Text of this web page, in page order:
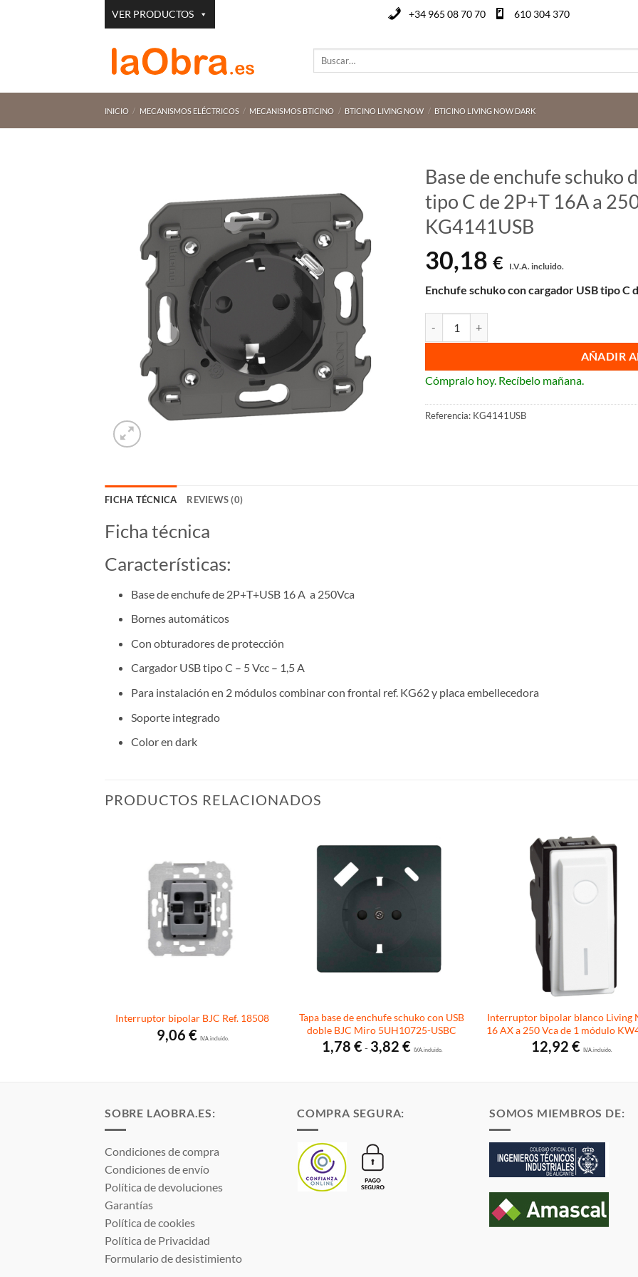
VER PRODUCTOS +34 965 08 70 70 610 304 370
Buscar
INICIO / MECANISMOS ELÉCTRICOS / MECANISMOS BTICINO / BTICINO LIVING NOW / BTICINO LIVING NOW DARK
Base de enchufe schuko
tipo C de 2P+T 16A a
KG4141USB
30,18 € I.V.A. incluido.
Enchufe schuko con cargador USB tipo C
AÑADIR
Cómpralo hoy. Recíbelo mañana.
Referencia: KG4141USB
FICHA TÉCNICA REVIEWS (0)
Ficha técnica
Características:
Base de enchufe de 2P+T+USB 16 A a 250Vca
Bornes automáticos
Con obturadores de protección
Cargador USB tipo C – 5 Vcc – 1,5 A
Para instalación en 2 módulos combinar con frontal ref. KG62 y placa embellecedora
Soporte integrado
Color en dark
PRODUCTOS RELACIONADOS
Interruptor bipolar BJC Ref. 18508
9,06 €I.V.A. incluido.
Tapa base de enchufe schuko con USB
doble BJC Miro 5UH10725-USBC
1,78 €- 3,82 €Rango
de
I.V.A. incluido.
Interruptor bipolar blanco Living
16 AX a 250 Vca de 1 módulo
12,92€ I.V.A. incluido.
SOBRE LAOBRA.ES:
Condiciones de compra
Condiciones de envío
Política de devoluciones
Garantías
Política de cookies
Política de Privacidad
Formulario de desistimiento
COMPRA SEGURA: SOMOS MIEMBROS DE: